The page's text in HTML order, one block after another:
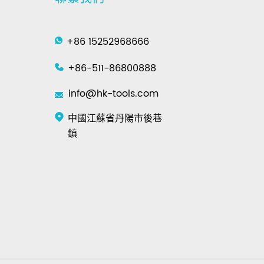
+86 15252968666
+86-511-86800888
info@hk-tools.com
中國江蘇省丹陽市後巷
鎮